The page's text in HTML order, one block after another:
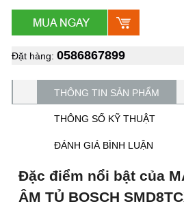
Đặt hàng: 0586867899
THÔNG TIN SẢN PHẨM
THÔNG SỐ KỸ THUẬT
ĐÁNH GIÁ BÌNH LUẬN
Đặc điểm nổi bật của
ÂM TỦ BOSCH